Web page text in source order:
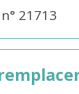
21713